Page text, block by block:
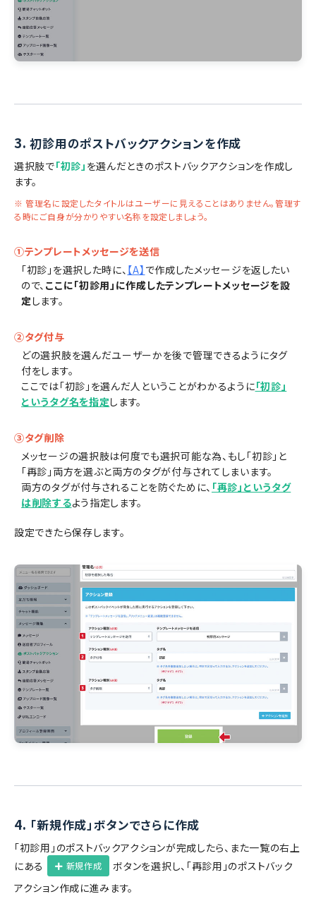
3. 初診用のポストバックアクションを作成
選択肢で「初診」 を選んだときのポストバックアクションを作成し
ます。
※ 管理名に設定したタイトルはユーザーに見えることはありません。管理す
る時にご自身が分かりやすい名称を設定しましょう。
①テンプレートメッセージを送信
「初診」を選択した時に、 【A】 で作成したメッセージを返したい
ので、 ここに「初診用」に作成したテンプレートメッセージを設
定します。
②タグ付与
どの選択肢を選んだユーザーかを後で管理できるようにタグ
付をします。
ここでは「初診」を選んだ人ということがわかるように「初診」
というタグ名を指定します。
③タグ削除
メッセージの選択肢は何度でも選択可能な為、もし「初診」と
「再診」両方を選ぶと両方のタグが付与されてしまいます。
両方のタグが付与されることを防ぐために、 「再診」というタグ
は削除するよう指定します。
設定できたら保存します。
4. 「新規作成」ボタンでさらに作成
「初診用」のポストバックアクションが完成したら、また一覧の右上
にある
新規作成
ボタンを選択し、「再診用」のポストバック
アクション作成に進みます。